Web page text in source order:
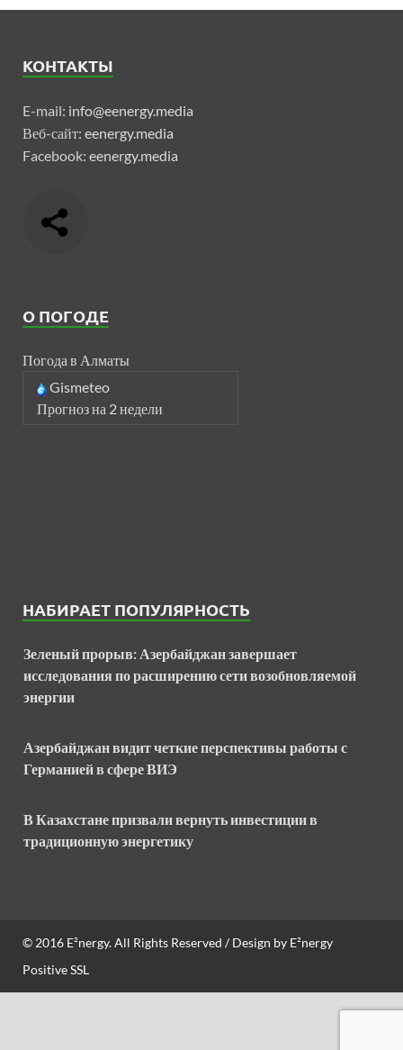
КОНТАКТЫ
E-mail: info@eenergy.media
Веб-сайт: eenergy.media
Facebook: eenergy.media
О ПОГОДЕ
Погода в Алматы
Gismeteo
Прогноз на 2 недели
НАБИРАЕТ ПОПУЛЯРНОСТЬ
Зеленый прорыв: Азербайджан завершает
исследования по расширению сети возобновляемой
энергии
Азербайджан видит четкие перспективы работы с
Германией в сфере ВИЭ
В Казахстане призвали вернуть инвестиции в
традиционную энергетику
© 2016 E²nergy. All Rights Reserved / Design by E²nergy
Positive SSL